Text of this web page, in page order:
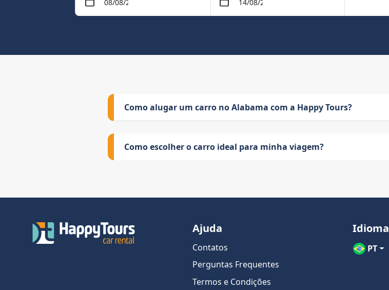
Como alugar um carro no Alabama com a Happy Tours?
Como escolher o carro ideal para minha viagem?
Ajuda
Contatos
Perguntas Frequentes
Termos e Condições
Idioma
PT